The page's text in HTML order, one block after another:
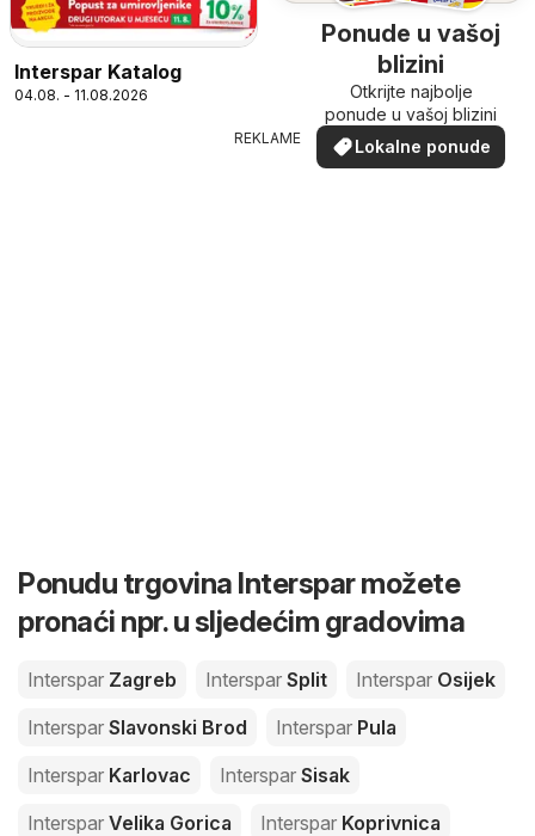
Interspar Katalog
04.08. - 11.08.2026
Ponude u vašoj
blizini
Otkrijte najbolje
ponude u vašoj blizini
Lokalne ponude
REKLAME
Ponudu trgovina Interspar možete
pronaći npr. u sljedećim gradovima
Interspar Zagreb Interspar Split Interspar Osijek
Interspar Slavonski Brod Interspar Pula
Interspar Karlovac Interspar Sisak
Interspar Velika Gorica Interspar Koprivnica